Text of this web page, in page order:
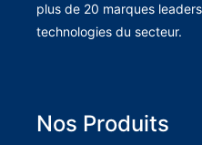
plus de 20 marques
technologies du secteur.
Nos Produits